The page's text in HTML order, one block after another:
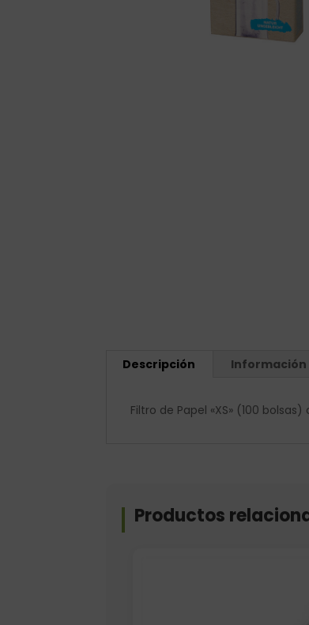
Descripción Información
Filtro de Papel «XS» (100
Productos